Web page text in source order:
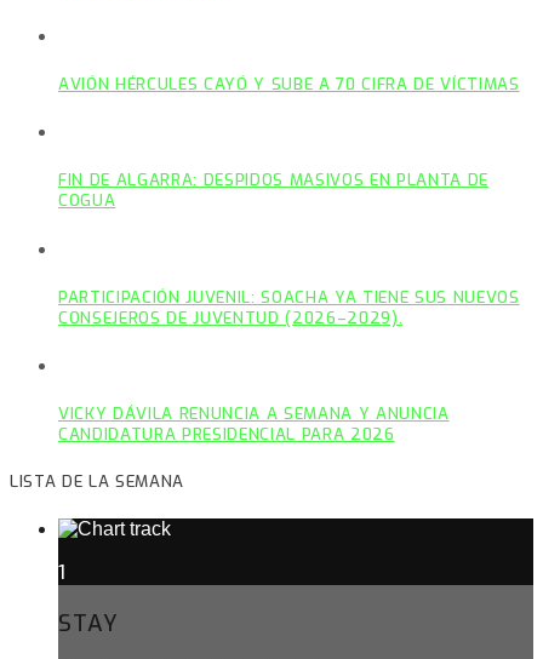
AVIÓN HÉRCULES CAYÓ Y SUBE A 70 CIFRA DE VÍCTIMAS
FIN DE ALGARRA: DESPIDOS MASIVOS EN PLANTA DE
COGUA
PARTICIPACIÓN JUVENIL: SOACHA YA TIENE SUS NUEVOS
CONSEJEROS DE JUVENTUD (2026–2029).
VICKY DÁVILA RENUNCIA A SEMANA Y ANUNCIA
CANDIDATURA PRESIDENCIAL PARA 2026
LISTA DE LA SEMANA
1
STAY